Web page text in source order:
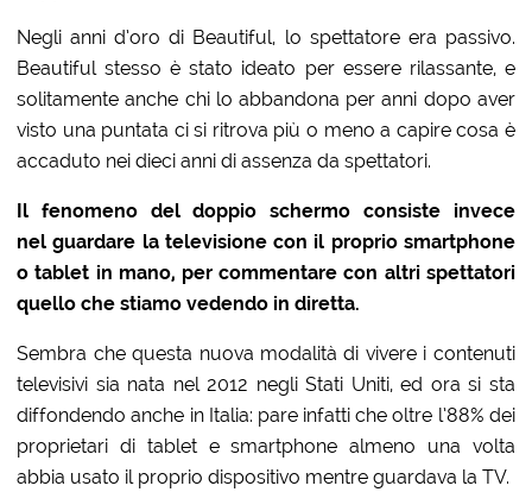
Negli anni d’oro di Beautiful, lo spettatore era passivo.
Beautiful stesso è stato ideato per essere rilassante, e
solitamente anche chi lo abbandona per anni dopo aver
visto una puntata ci si ritrova più o meno a capire cosa è
accaduto nei dieci anni di assenza da spettatori.
Il fenomeno del doppio schermo consiste invece
nel guardare la televisione con il proprio smartphone
o tablet in mano, per commentare con altri spettatori
quello che stiamo vedendo in diretta.
Sembra che questa nuova modalità di vivere i contenuti
televisivi sia nata nel 2012 negli Stati Uniti, ed ora si sta
diffondendo anche in Italia: pare infatti che oltre l’88% dei
proprietari di tablet e smartphone almeno una volta
abbia usato il proprio dispositivo mentre guardava la TV.